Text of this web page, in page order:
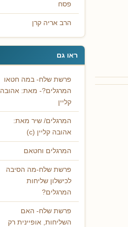
פסח
הרב אריה קרן
ראו גם
פרשת שלח- במה חטאו
המרגלים?- מאת: אהובה
קליין
המרגלים/ שיר מאת:
אהובה קליין (c)
המרגלים וחטאם
פרשת שלח-מה הסיבה
לכישלון שליחות
המרגלים?
פרשת שלח- האם
השליחות, אופיינית רק